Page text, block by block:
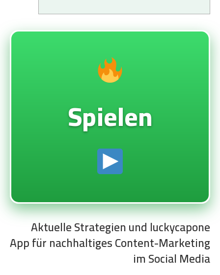
Spielen
Aktuelle Strategien und luckycapone
App für nachhaltiges Content-Marketing
im Social Media